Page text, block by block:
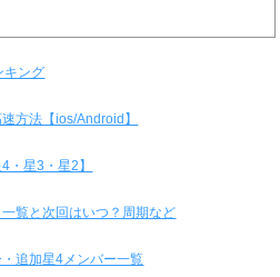
キング
方法【ios/Android】
・星3・星2】
覧と次回はいつ？周期など
追加星4メンバー一覧